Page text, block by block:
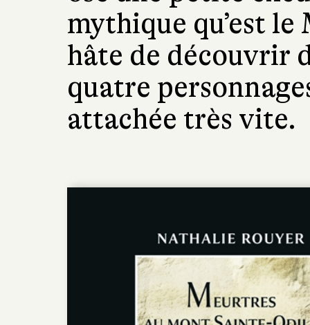
mythique qu’est
hâte de découvrir
quatre
attachée très vite.